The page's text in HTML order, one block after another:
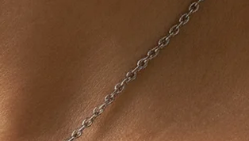
som virkelig berører hjertet. Ikke noe